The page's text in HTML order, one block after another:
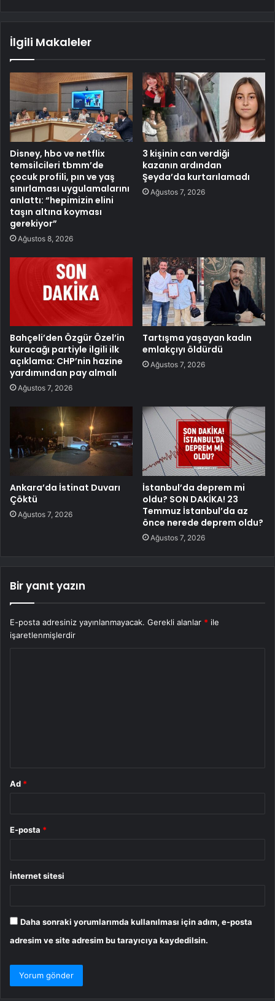
İlgili Makaleler
Disney, hbo ve netflix
temsilcileri tbmm’de
çocuk profili, pın ve yaş
sınırlaması uygulamalarını
anlattı: “hepimizin elini
taşın altına koyması
gerekiyor”
Ağustos 8, 2026
3 kişinin can verdiği
kazanın ardından
Şeyda’da kurtarılamadı
Ağustos 7, 2026
Bahçeli’den Özgür Özel’in
kuracağı partiyle ilgili ilk
açıklama: CHP’nin hazine
yardımından pay almalı
Ağustos 7, 2026
Tartışma yaşayan kadın
emlakçıyı öldürdü
Ağustos 7, 2026
Ankara’da İstinat Duvarı
Çöktü
Ağustos 7, 2026
İstanbul’da deprem mi
oldu? SON DAKİKA! 23
Temmuz İstanbul’da az
önce nerede deprem oldu?
Ağustos 7, 2026
Bir yanıt yazın
E-posta adresiniz yayınlanmayacak. Gerekli alanlar * ile
işaretlenmişlerdir
Ad *
E-posta *
İnternet sitesi
Daha sonraki yorumlarımda kullanılması için adım, e-posta
adresim ve site adresim bu tarayıcıya kaydedilsin.